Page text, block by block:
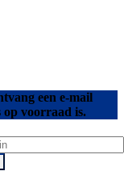
een e-mail
op voorraad is.